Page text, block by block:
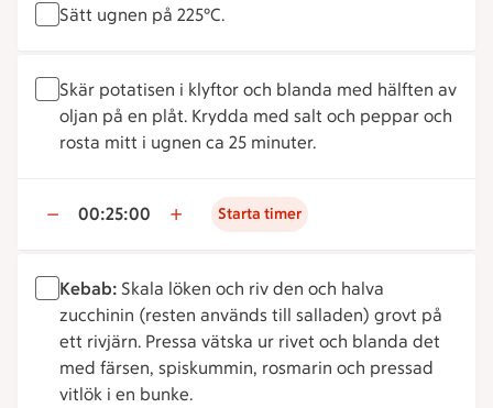
Sätt ugnen på 225°C.
Skär potatisen i klyftor och blanda med hälften av
oljan på en plåt. Krydda med salt och peppar och
rosta mitt i ugnen ca 25 minuter.
00:25:00 Starta timer
Kebab: Skala löken och riv den och halva
zucchinin (resten används till salladen) grovt på
ett rivjärn. Pressa vätska ur rivet och blanda det
med färsen, spiskummin, rosmarin och pressad
vitlök i en bunke.